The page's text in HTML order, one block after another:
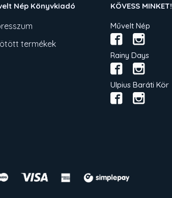
Nép Könyvkiadó
termékek
KÖVESS MINKET!
Művelt Nép
Rainy Days
Ulpius Baráti Kör